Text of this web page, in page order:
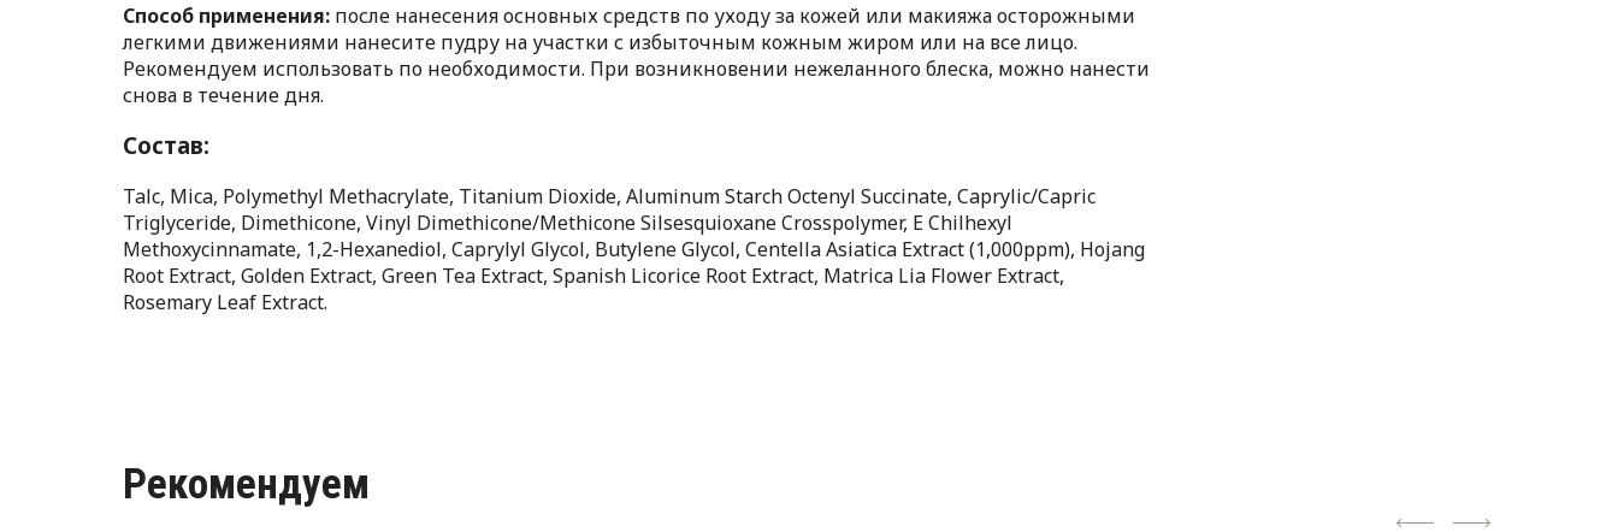
Способ применения: после нанесения основных средств по уходу за кожей или макияжа осторожными
легкими движениями нанесите пудру на участки с избыточным кожным жиром или на все лицо.
Рекомендуем использовать по необходимости. При возникновении нежеланного блеска, можно нанести
снова в течение дня.
Состав:
Talc, Mica, Polymethyl Methacrylate, Titanium Dioxide, Aluminum Starch Octenyl Succinate, Caprylic/Capric
Triglyceride, Dimethicone, Vinyl Dimethicone/Methicone Silsesquioxane Crosspolymer, E Chilhexyl
Methoxycinnamate, 1,2-Hexanediol, Caprylyl Glycol, Butylene Glycol, Centella Asiatica Extract (1,000ppm), Hojang
Root Extract, Golden Extract, Green Tea Extract, Spanish Licorice Root Extract, Matrica Lia Flower Extract,
Rosemary Leaf Extract.
Рекомендуем